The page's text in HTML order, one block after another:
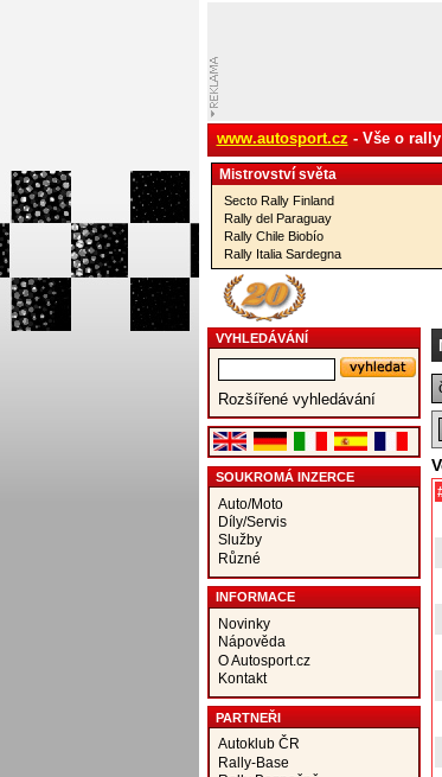
www.autosport.cz - Vše o
Mistrovství­ světa
Secto Rally Finland
Rally del Paraguay
Rally Chile Biobío
Rally Italia Sardegna
VYHLEDÁVÁNÍ
Rozšířené vyhledávání
SOUKROMÁ INZERCE
Auto/Moto
Díly/Servis
Služby
Různé
INFORMACE
Novinky
Nápověda
O Autosport.cz
Kontakt
PARTNEŘI
Autoklub ČR
Rally-Base